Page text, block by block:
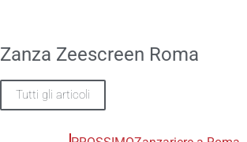
Zanza Zeescreen Roma
Tutti gli articoli